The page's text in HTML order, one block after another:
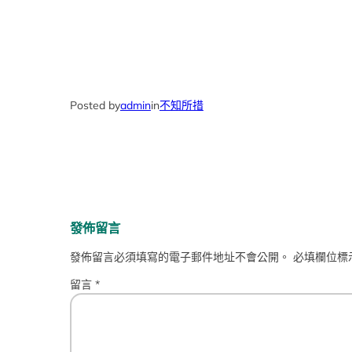
Posted byadminin不知所措
發佈留言
發佈留言必須填寫的電子郵件地址不會公開。 必填欄位
留言 *